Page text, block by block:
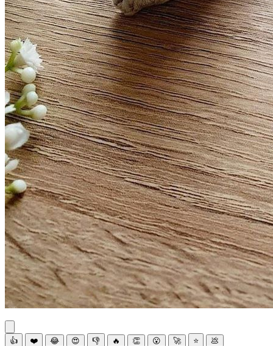
👍 ❤️ 😂 😍 👎 🔥 👏 😮 🚀 ⭐ 💩